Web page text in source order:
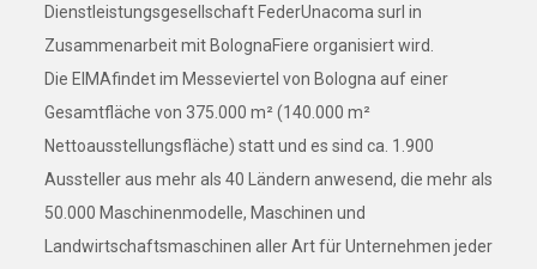
Dienstleistungsgesellschaft FederUnacoma surl in
Zusammenarbeit mit BolognaFiere organisiert wird.
Die EIMAfindet im Messeviertel von Bologna auf einer
Gesamtfläche von 375.000 m² (140.000 m²
Nettoausstellungsfläche) statt und es sind ca. 1.900
Aussteller aus mehr als 40 Ländern anwesend, die mehr als
50.000 Maschinenmodelle, Maschinen und
Landwirtschaftsmaschinen aller Art für Unternehmen jeder